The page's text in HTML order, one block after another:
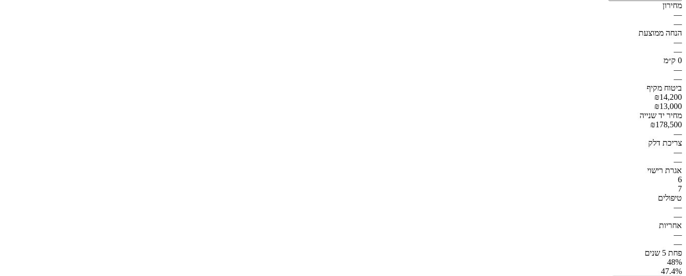
מחירון
—
—
הנחה ממוצעת
—
—
0 ק״מ
—
—
ביטוח מקיף
₪14,200
₪13,000
מחיר יד שנייה
₪178,500
—
צריכת דלק
—
—
אגרת רישוי
6
7
טיפולים
—
—
אחריות
—
—
פחת 5 שנים
48%
47.4%